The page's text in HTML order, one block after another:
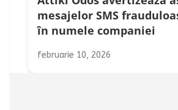
mesajelor SMS
în numele companiei
februarie 10, 2026